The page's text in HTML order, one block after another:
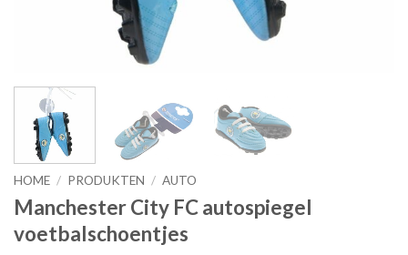
HOME / PRODUKTEN / AUTO
Manchester City FC autospiegel
voetbalschoentjes